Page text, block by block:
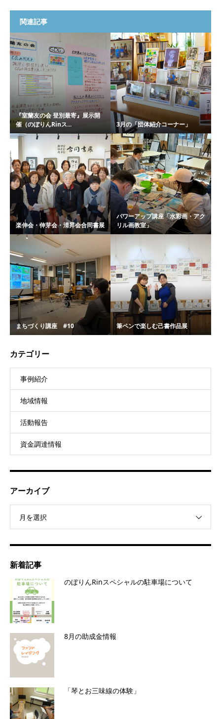
関連記事
『室蘭友の会 登別最寄』展示開
催（のぼりんRinス...
3月の「団体紹介コーナー」
楽伸会・伸芽会・清昇会合同書展
パワーアップ講座「水彩画・アク
リル画教室」
まちづくり講座 #10 筆ペンで楽しむ己書作品展
カテゴリー
事例紹介
地域情報
活動報告
資金調達情報
アーカイブ
月を選択
新着記事
のぼりんRinスペシャルの駐車場について
8月の助成金情報
「琴とお三味線の体験」